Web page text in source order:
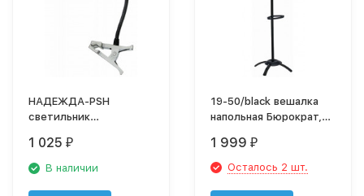
НАДЕЖДА-PSH
светильник
1 025 ₽
В наличии
19-50/black вешалка
напольная Бюрократ,
1 999 ₽
Осталось 2 шт.